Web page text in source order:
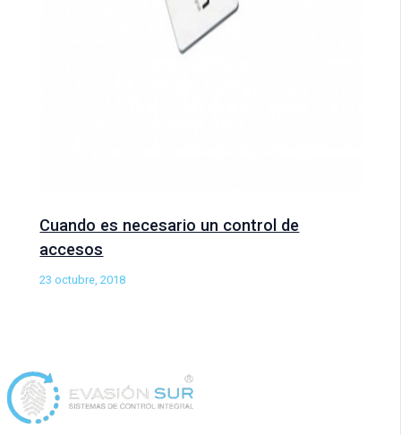
Cuando es necesario un control de
accesos
23 octubre, 2018